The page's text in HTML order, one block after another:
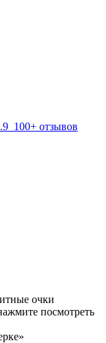
100+ отзывов
очки
посмотреть